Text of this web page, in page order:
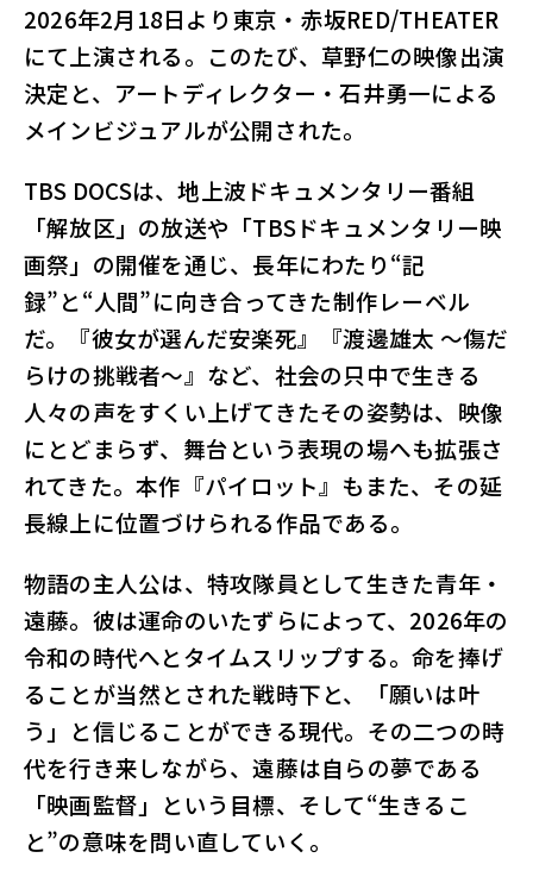
2026年2月18日より東京・赤坂RED/THEATER
にて上演される。このたび、草野仁の映像出演
決定と、アートディレクター・石井勇一による
メインビジュアルが公開された。
TBS DOCSは、地上波ドキュメンタリー番組
「解放区」の放送や「TBSドキュメンタリー映
画祭」の開催を通じ、長年にわたり“記
録”と“人間”に向き合ってきた制作レーベル
だ。『彼女が選んだ安楽死』『渡邊雄太 ～傷だ
らけの挑戦者～』など、社会の只中で生きる
人々の声をすくい上げてきたその姿勢は、映像
にとどまらず、舞台という表現の場へも拡張さ
れてきた。本作『パイロット』もまた、その延
長線上に位置づけられる作品である。
物語の主人公は、特攻隊員として生きた青年・
遠藤。彼は運命のいたずらによって、2026年の
令和の時代へとタイムスリップする。命を捧げ
ることが当然とされた戦時下と、「願いは叶
う」と信じることができる現代。その二つの時
代を行き来しながら、遠藤は自らの夢である
「映画監督」という目標、そして“生きるこ
と”の意味を問い直していく。